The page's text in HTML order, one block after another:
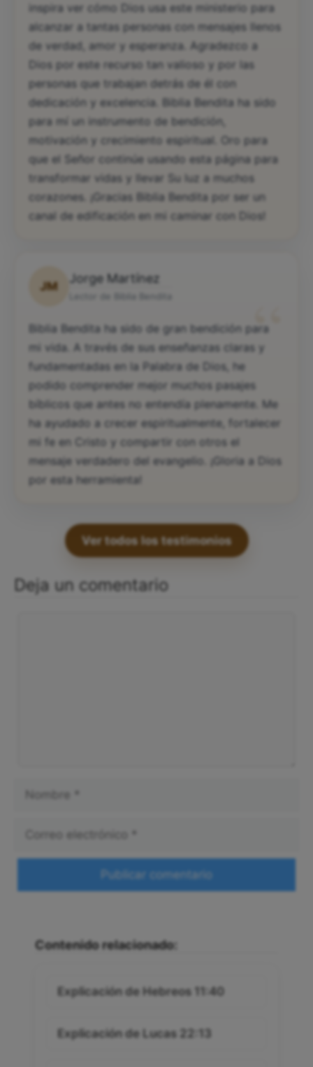
inspira ver cómo Dios usa este ministerio para
alcanzar a tantas personas con mensajes llenos
de verdad, amor y esperanza. Agradezco a
Dios por este recurso tan valioso y por las
personas que trabajan detrás de él con
dedicación y excelencia. Biblia Bendita ha sido
para mí un instrumento de bendición,
motivación y crecimiento espiritual. Oro para
que el Señor continúe usando esta página para
transformar vidas y llevar Su luz a muchos
corazones. ¡Gracias Biblia Bendita por ser un
canal de edificación en mi caminar con Dios!
JM
Jorge Martínez
“
Biblia Bendita ha sido de gran bendición para
mi vida. A través de sus enseñanzas claras y
fundamentadas en la Palabra de Dios, he
podido comprender mejor muchos pasajes
bíblicos que antes no entendía plenamente. Me
ha ayudado a crecer espiritualmente, fortalecer
mi fe en Cristo y compartir con otros el
mensaje verdadero del evangelio. ¡Gloria a Dios
por esta herramienta!
Ver todos los testimonios
Deja un comentario
Contenido relacionado:
Explicación de Hebreos 11:40
Explicación de Lucas 22:13